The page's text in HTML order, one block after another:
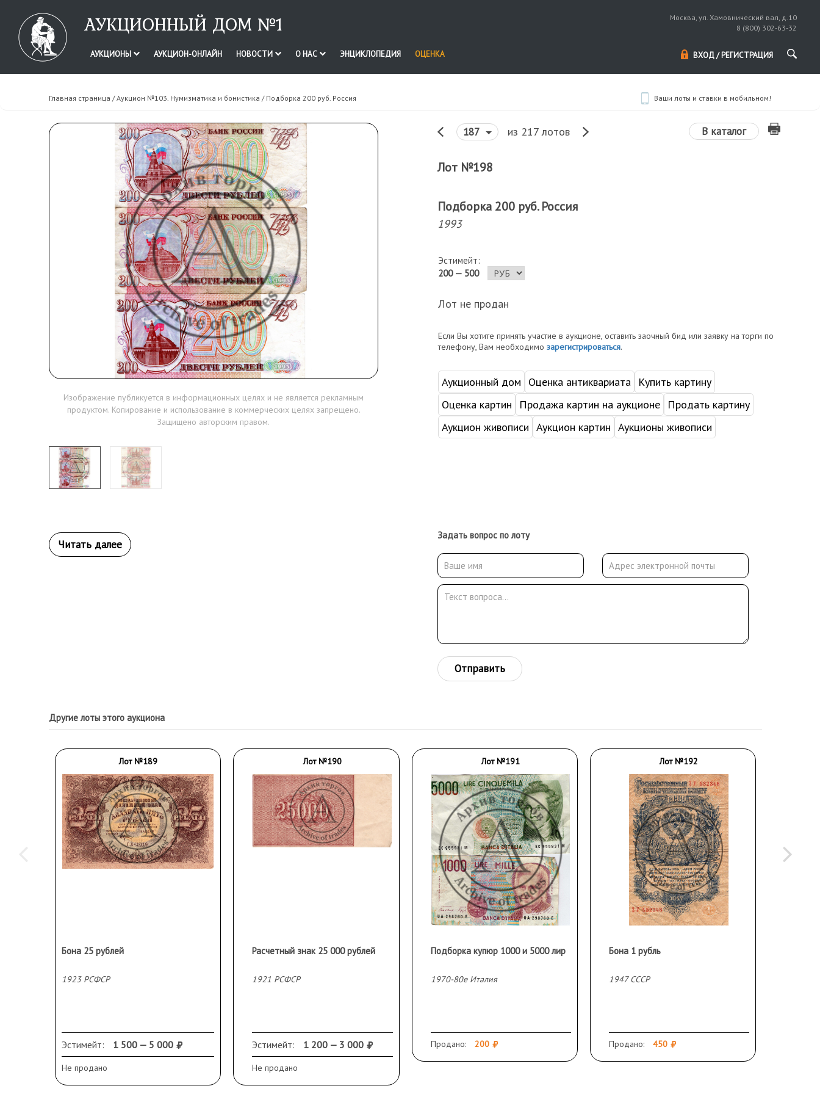
АУКЦИОННЫЙ ДОМ №1
Москва, ул. Хамовнический вал, д.10
8 (800) 302-63-32
АУКЦИОНЫ АУКЦИОН-ОНЛАЙН НОВОСТИ О НАС ЭНЦИКЛОПЕДИЯ ОЦЕНКА ВХОД / РЕГИСТРАЦИЯ
Главная страница /Аукцион №103. Нумизматика и бонистика / Подборка 200 руб. Россия Ваши лоты и ставки в мобильном!
Изображение публикуется в информационных целях и не является рекламным
продуктом. Копирование и использование в коммерческих целях запрещено.
Защищено авторским правом.
187 из 217 лотов В каталог
Лот №198
Подборка 200 руб. Россия
1993
Эстимейт:
200 — 500
Лот не продан
Если Вы хотите принять участие в аукционе, оставить заочный бид или заявку на торги по
телефону, Вам необходимо зарегистрироваться.
Аукционный дом Оценка антиквариата
Купить картину
Оценка картин
Продажа картин на аукционе
Продать картину
Аукцион живописи Аукцион картин Аукционы живописи
Задать вопрос по лоту
Отправить
Другие лоты этого аукциона
Лот №189
Бона 25 рублей
1923 РСФСР
Эстимейт: 1 500 — 5 000
Не продано
Лот №190
Расчетный знак 25 000 рублей
1921 РСФСР
Эстимейт: 1 200 — 3 000
Не продано
Лот №191
Подборка купюр 1000 и 5000 лир
1970-80е Италия
Продано: 200
Лот №192
Бона 1 рубль
1947 СССР
Продано: 450